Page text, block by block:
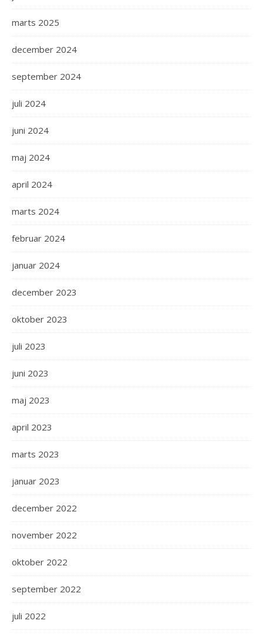
marts 2025
december 2024
september 2024
juli 2024
juni 2024
maj 2024
april 2024
marts 2024
februar 2024
januar 2024
december 2023
oktober 2023
juli 2023
juni 2023
maj 2023
april 2023
marts 2023
januar 2023
december 2022
november 2022
oktober 2022
september 2022
juli 2022